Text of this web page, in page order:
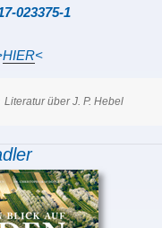
023375-1
HIER<
Categories
Literatur über J. P. Hebel